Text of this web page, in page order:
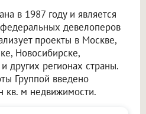
в 1987 году и является
девелоперов
проекты в Москве,
Новосибирске,
других регионах страны.
Группой введено
кв. м недвижимости.